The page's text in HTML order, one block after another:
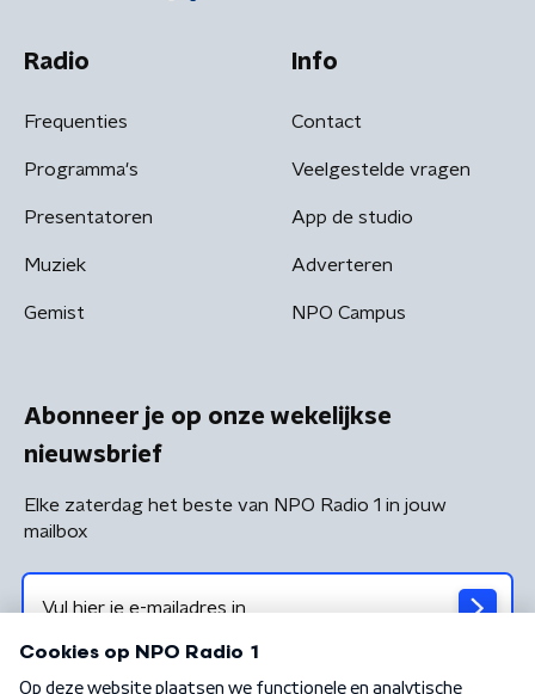
Radio
Frequenties
Programma's
Presentatoren
Muziek
Gemist
Info
Contact
Veelgestelde vragen
App de studio
Adverteren
NPO Campus
Abonneer je op onze wekelijkse
nieuwsbrief
Elke zaterdag het beste van NPO Radio 1 in jouw
mailbox